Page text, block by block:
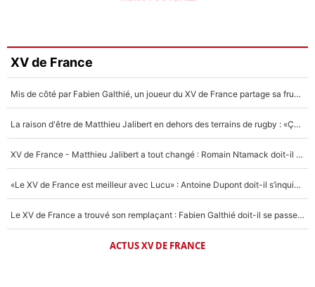
XV de France
Mis de côté par Fabien Galthié, un joueur du XV de France partage sa frustration : «ils ne me l’ont pas dit tout de suite»
La raison d'être de Matthieu Jalibert en dehors des terrains de rugby : «Ça m'atteint autant que si tu touches à un membre de ma famille»
XV de France - Matthieu Jalibert a tout changé : Romain Ntamack doit-il s’inquiéter pour sa place à un an de la Coupe du monde ?
«Le XV de France est meilleur avec Lucu» : Antoine Dupont doit-il s’inquiéter pour sa place ?
Le XV de France a trouvé son remplaçant : Fabien Galthié doit-il se passer d'Antoine Dupont ?
ACTUS XV DE FRANCE